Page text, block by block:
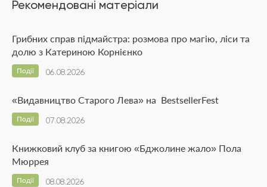
Рекомендовані матеріали
Грибних справ підмайстра: розмова про магію, ліси та
долю з Катериною Корнієнко
06.08.2026
Події
«Видавництво Старого Лева» на BestsellerFest
07.08.2026
Події
Книжковий клуб за книгою «Бджолине жало» Пола
Мюррея
08.08.2026
Події